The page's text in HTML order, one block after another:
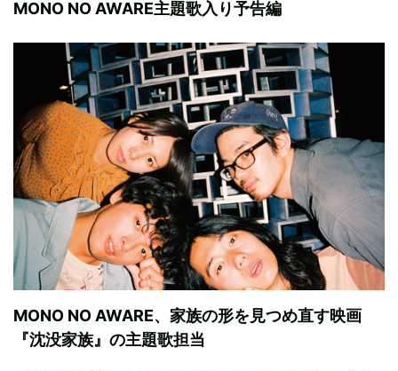
MONO NO AWARE主題歌入り予告編
MONO NO AWARE、家族の形を見つめ直す映画
『沈没家族』の主題歌担当